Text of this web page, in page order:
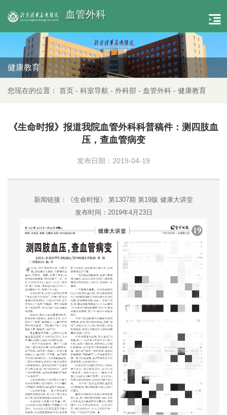
血管外科
健康教育
您现在的位置： 首页 - 科室导航 - 外科部 - 血管外科 - 健康教育
《生命时报》报道我院血管外科科普稿件：测四肢血
压，查血管病变
发布日期：2019-04-19
新闻链接：《生命时报》 第1307期 第19版 健康大讲堂
发布时间： 2019年4月23日